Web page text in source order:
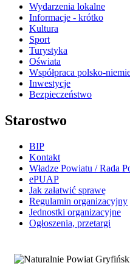
Wydarzenia lokalne
Informacje - krótko
Kultura
Sport
Turystyka
Oświata
Współpraca polsko-
Inwestycje
Bezpieczeństwo
Starostwo
BIP
Kontakt
Władze Powiatu / Rada
ePUAP
Jak załatwić sprawę
Regulamin organizacyjny
Jednostki organizacyjne
Ogłoszenia, przetargi